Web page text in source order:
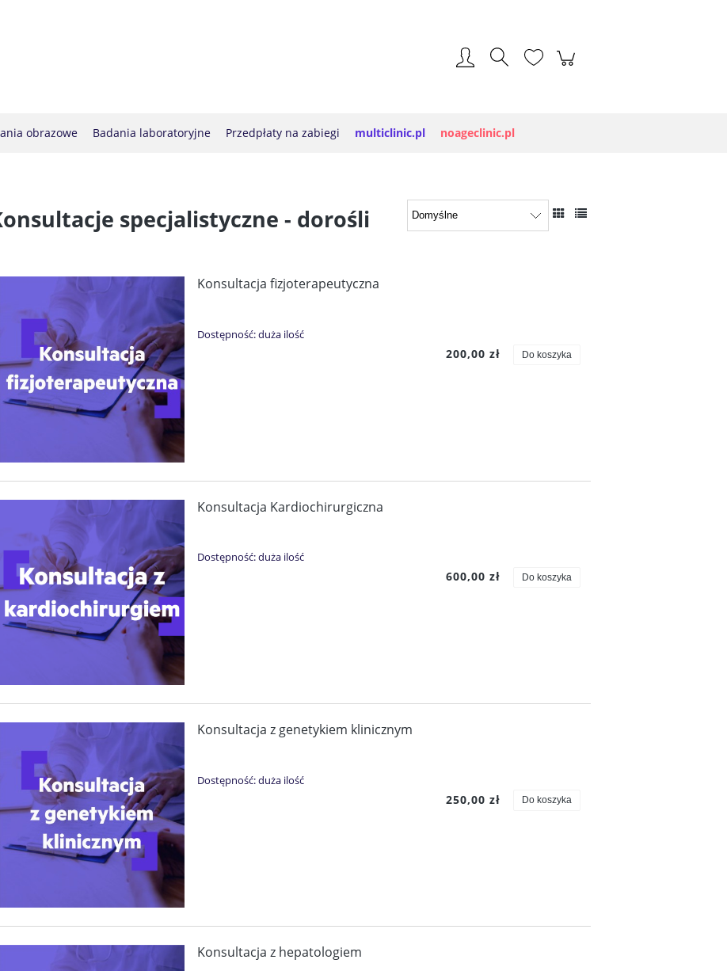
obrazowe Badania laboratoryjne Przedpłaty na zabiegi multiclinic.pl noageclinic.pl
Zabieg rewitalizacji warg sromowych Laser Mona Lisa Touch
1 199,00 zł
Do koszyka
specjalistyczne - dorośli
Konsultacja fizjoterapeutyczna
Dostępność:duża ilość
200,00 zł Do koszyka
Konsultacja Kardiochirurgiczna
Dostępność:duża ilość
600,00 zł Do koszyka
Konsultacja z genetykiem klinicznym
Dostępność:duża ilość
250,00 zł Do koszyka
Konsultacja z hepatologiem